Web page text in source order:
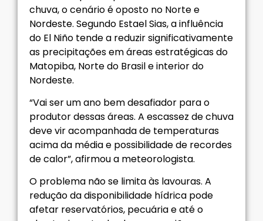
chuva, o cenário é oposto no Norte e
Nordeste. Segundo Estael Sias, a influência
do El Niño tende a reduzir significativamente
as precipitações em áreas estratégicas do
Matopiba, Norte do Brasil e interior do
Nordeste.
“Vai ser um ano bem desafiador para o
produtor dessas áreas. A escassez de chuva
deve vir acompanhada de temperaturas
acima da média e possibilidade de recordes
de calor”, afirmou a meteorologista.
O problema não se limita às lavouras. A
redução da disponibilidade hídrica pode
afetar reservatórios, pecuária e até o